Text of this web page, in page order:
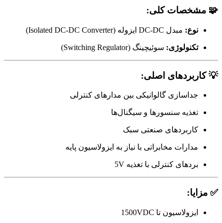
🧩 مشخصات کلی:
نوع: مبدل DC-DC ایزوله (Isolated DC-DC Converter)
تکنولوژی: سوئیچینگ (Switching Regulator)
💡 کاربردهای اصلی:
جداسازی گالوانیکی بین مدارهای کنترلی
تغذیه سنسورها و سیگنال‌ها
کاربردهای صنعتی سبک
مدارات مخابراتی با نیاز به ایزولاسیون پایه
بردهای کنترلی با تغذیه 5V
✅ مزایا:
ایزولاسیون تا 1500VDC